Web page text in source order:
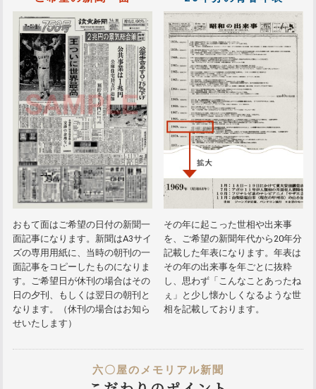
おもて面はご希望の日付の新聞一
面記事になります。新聞はA3サイ
ズの専用用紙に、当時の朝刊の一
面記事をコピーしたものになりま
す。ご希望日が休刊の場合はその
日の夕刊、もしくは翌日の朝刊と
なります。（休刊の場合はお知ら
せいたします）
その年に起こった世相や出来事
を、ご希望の新聞年代から20年分
記載した年表になります。年表は
その年の出来事を年ごとに抜粋
し、思わず「こんなことあったね
ぇ」と少し懐かしくなるような世
相を記載しております。
六〇屋のメモリアル新聞